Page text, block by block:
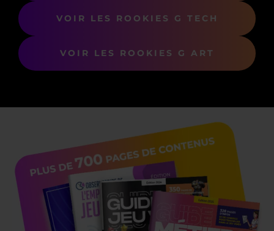
VOIR LES ROOKIES G TECH
VOIR LES ROOKIES G ART